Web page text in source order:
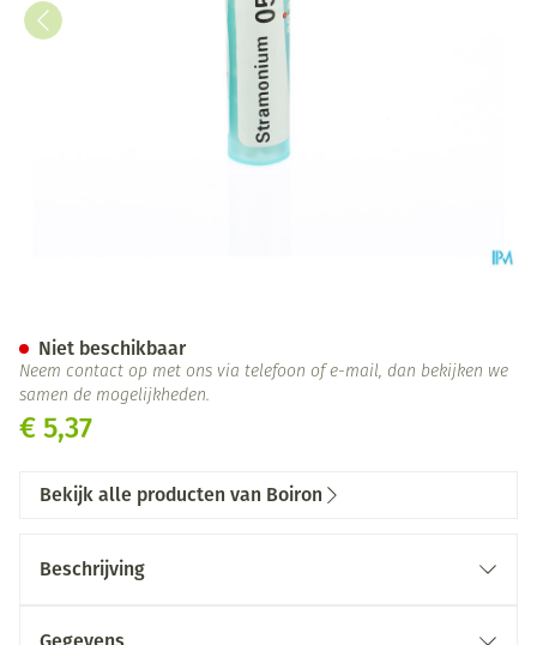
€ 5,37
Niet beschikbaar
Neem contact op met ons via telefoon of e-mail, dan bekijken we
samen de mogelijkheden.
Bekijk alle producten van Boiron
Beschrijving